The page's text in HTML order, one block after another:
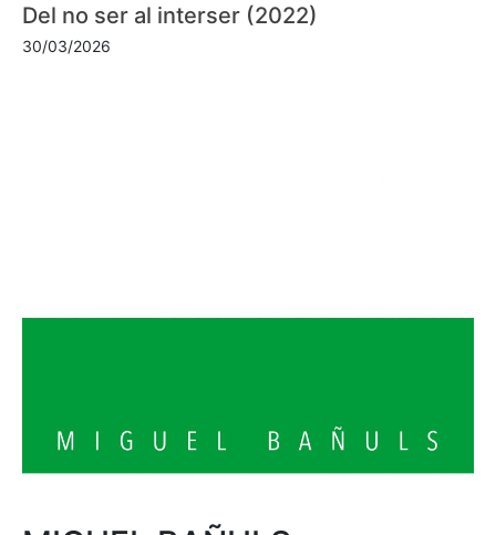
Del no ser al interser (2022)
30/03/2026